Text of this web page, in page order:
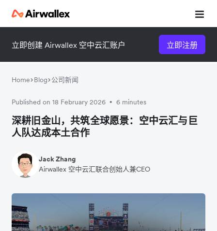
立即创建 Airwallex 空中云汇账户 立即注册
Home Blog 公司新闻
Published on 18 February 2026 • 6 minutes
深耕旧金山，共筑全球愿景：空中云汇与巨
人队达成本土合作
Jack Zhang
Airwallex 空中云汇联合创始人兼CEO
微信扫一扫，点击手机右上角
微信扫一扫，点击手机右上角